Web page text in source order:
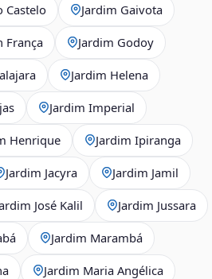
Castelo Jardim Gaivota
França Jardim Godoy
Jardim Helena
Jardim Imperial
Henrique Jardim Ipiranga
Jardim Jacyra Jardim Jamil
José Kalil Jardim Jussara
Jardim Marambá
Jardim Maria Angélica